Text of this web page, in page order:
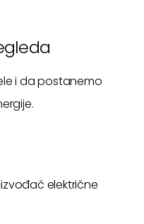
i da postanemo
električne